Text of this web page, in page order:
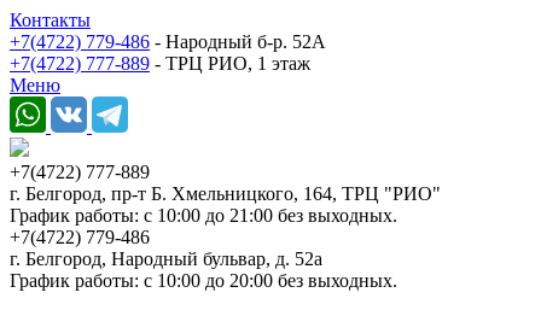
Контакты
+7(4722) 779-486 - Народный б-р. 52А
+7(4722) 777-889 - ТРЦ РИО, 1 этаж
Меню
+7(4722) 777-889
г. Белгород, пр-т Б. Хмельницкого, 164, ТРЦ "РИО"
График работы: с 10:00 до 21:00 без выходных.
+7(4722) 779-486
г. Белгород, Народный бульвар, д. 52а
График работы: с 10:00 до 20:00 без выходных.